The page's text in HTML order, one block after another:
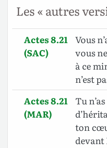
Les « autres
Actes 8.21
(SAC)
Vous
vous
à ce
n’est
Actes 8.21
(MAR)
Tu
ton
devant